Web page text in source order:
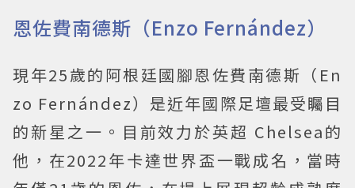
恩佐費南德斯（Enzo Fernández）
現年25歲的阿根廷國腳恩佐費南德斯（En
zo Fernández）是近年國際足壇最受矚目
的新星之一。目前效力於英超 Chelsea的
他，在2022年卡達世界盃一戰成名，當時